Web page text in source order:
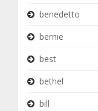
benedetto
bernie
best
bethel
bill